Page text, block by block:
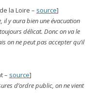
la Loire – source]
il y aura bien une évacuation
délicat. Donc on va le
on ne peut pas accepter qu’il
– source]
d’ordre public, on ne vient